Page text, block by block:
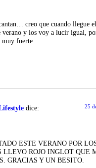
creo que cuando llegue
verano y los voy a lucir igual,
muy fuerte.
dice: 25
ESTE VERANO POR
LLEVO ROJO INGLOT QUE
GRACIAS Y UN BESITO.